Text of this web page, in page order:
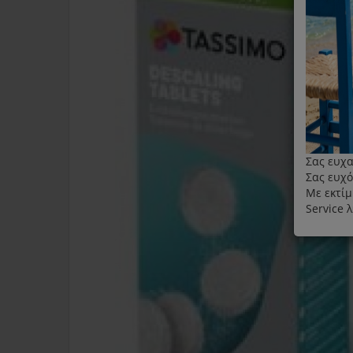
Σας
Σας
Με
Service